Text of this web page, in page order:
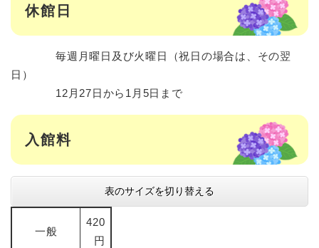
休館日
毎週月曜日及び火曜日（祝日の場合は、その翌
日）
12月27日から1月5日まで
入館料
表のサイズを切り替える
一般
420
円